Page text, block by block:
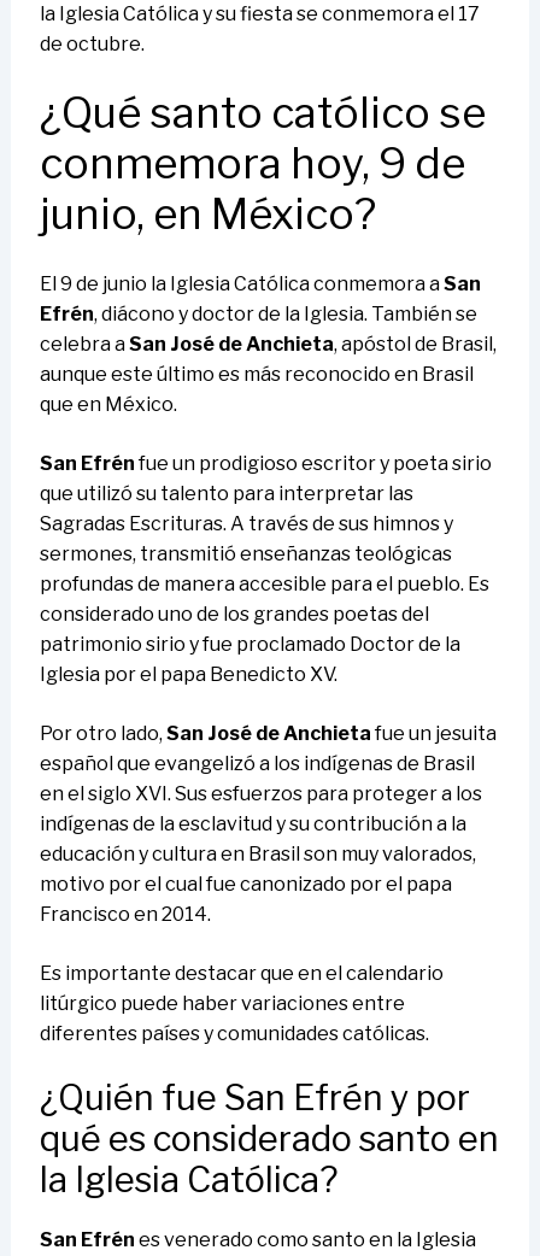
la Iglesia Católica y su fiesta se conmemora el 17
de octubre.
¿Qué santo católico se
conmemora hoy, 9 de
junio, en México?
El 9 de junio la Iglesia Católica conmemora aSan
Efrén, diácono y doctor de la Iglesia. También se
celebra aSan José de Anchieta, apóstol de Brasil,
aunque este último es más reconocido en Brasil
que en México.
San Efrénfue un prodigioso escritor y poeta sirio
que utilizó su talento para interpretar las
Sagradas Escrituras. A través de sus himnos y
sermones, transmitió enseñanzas teológicas
profundas de manera accesible para el pueblo. Es
considerado uno de los grandes poetas del
patrimonio sirio y fue proclamado Doctor de la
Iglesia por el papa Benedicto XV.
Por otro lado, San José de Anchietafue un jesuita
español que evangelizó a los indígenas de Brasil
en el siglo XVI. Sus esfuerzos para proteger a los
indígenas de la esclavitud y su contribución a la
educación y cultura en Brasil son muy valorados,
motivo por el cual fue canonizado por el papa
Francisco en 2014.
Es importante destacar que en el calendario
litúrgico puede haber variaciones entre
diferentes países y comunidades católicas.
¿Quién fue San Efrén y por
qué es considerado santo en
la Iglesia Católica?
San Efrén es venerado como santo en la Iglesia